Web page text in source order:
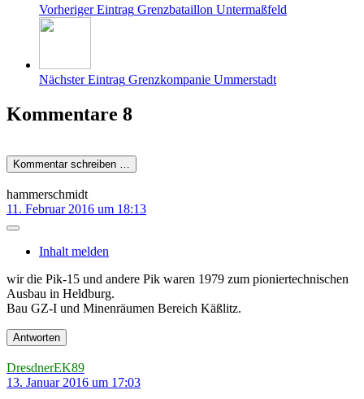
Vorheriger Eintrag Grenzbataillon Untermaßfeld
Nächster Eintrag Grenzkompanie Ummerstadt
Kommentare 8
Kommentar schreiben …
hammerschmidt
11. Februar 2016 um 18:13
Inhalt melden
wir die Pik-15 und andere Pik waren 1979 zum pioniertechnischen
Ausbau in Heldburg.
Bau GZ-I und Minenräumen Bereich Käßlitz.
Antworten
DresdnerEK89
13. Januar 2016 um 17:03